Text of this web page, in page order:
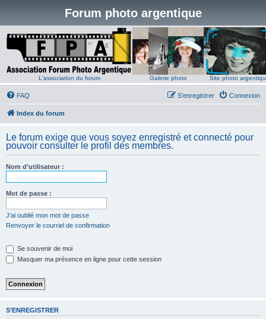
Forum photo argentique
L'association du forum Galerie photo Site photo
FAQ Connexion
S’enregistrer
Index du forum
Le forum exige que vous soyez enregistré et connecté pour
pouvoir consulter le profil des membres.
Nom d’utilisateur :
Mot de passe :
J’ai oublié mon mot de passe
Renvoyer le courriel de confirmation
Se souvenir de moi
Masquer ma présence en ligne pour cette session
S’ENREGISTRER